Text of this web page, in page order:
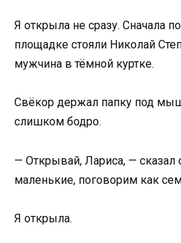
Я открыла не сразу. Сначала
площадке стояли Николай
мужчина в тёмной куртке.
Свёкор держал папку под
слишком бодро.
— Открывай, Лариса, — сказал
маленькие, поговорим как
Я открыла.